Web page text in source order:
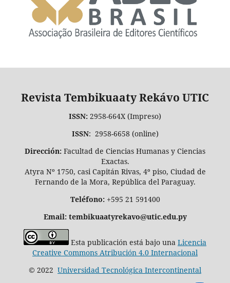
Revista Tembikuaaty Rekávo UTIC
ISSN: 2958-664X (Impreso)
ISSN: 2958-6658 (online)
Dirección: Facultad de Ciencias Humanas y Ciencias
Exactas.
Atyra Nº 1750, casi Capitán Rivas, 4º piso, Ciudad de
Fernando de la Mora, República del Paraguay.
Teléfono: +595 21 591400
Email: tembikuaatyrekavo@utic.edu.py
Esta publicación está bajo una Licencia
Creative Commons Atribución 4.0 Internacional
© 2022 Universidad Tecnológica Intercontinental